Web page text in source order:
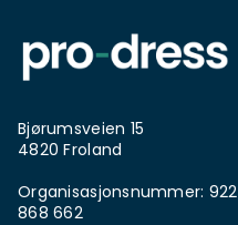
Bjørumsveien 15
4820 Froland
Organisasjonsnummer: 922
868 662